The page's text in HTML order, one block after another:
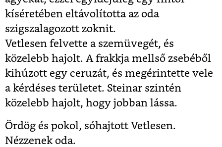
kíséretében eltávolította az oda
szigszalagozott zoknit.
Vetlesen felvette a szemüvegét, és
közelebb hajolt. A frakkja mellső zsebéből
kihúzott egy ceruzát, és megérintette vele
a kérdéses területet. Steinar szintén
közelebb hajolt, hogy jobban lássa.
Ördög és pokol, sóhajtott Vetlesen.
Nézzenek oda.